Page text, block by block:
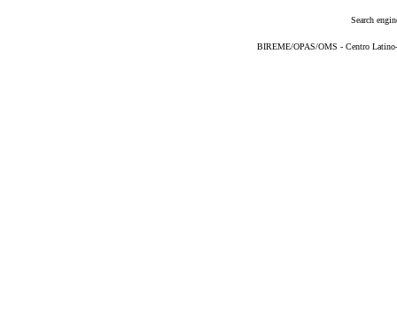
Search
BIREME/OPAS/OMS - Centro Latino-